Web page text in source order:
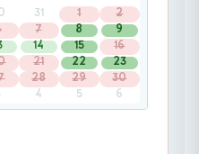
31 1
2
7 8
9
14 15
16
21 22
23
28 29
30
4 5 6